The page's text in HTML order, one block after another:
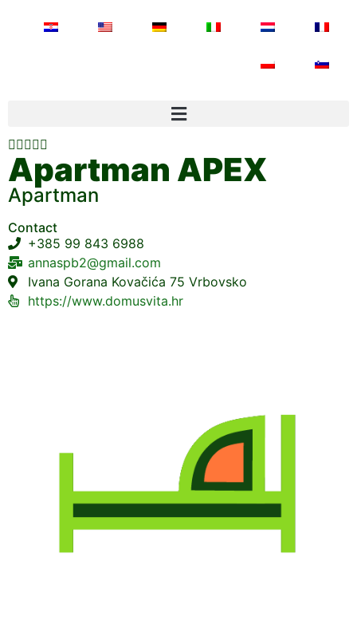

Apartman APEX
Apartman
Contact
+385 99 843 6988
annaspb2@gmail.com
Ivana Gorana Kovačića 75 Vrbovsko
https://www.domusvita.hr